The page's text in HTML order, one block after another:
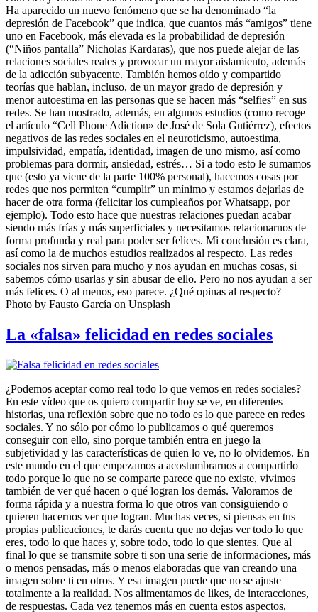
Ha aparecido un nuevo fenómeno que se ha denominado “la
depresión de Facebook” que indica, que cuantos más “amigos” tiene
uno en Facebook, más elevada es la probabilidad de depresión
(“Niños pantalla” Nicholas Kardaras), que nos puede alejar de las
relaciones sociales reales y provocar un mayor aislamiento, además
de la adicción subyacente. También hemos oído y compartido
teorías que hablan, incluso, de un mayor grado de depresión y
menor autoestima en las personas que se hacen más “selfies” en sus
redes. Se han mostrado, además, en algunos estudios (como recoge
el artículo “Cell Phone Adiction» de José de Sola Gutiérrez), efectos
negativos de las redes sociales en el neuroticismo, autoestima,
impulsividad, empatía, identidad, imagen de uno mismo, así como
problemas para dormir, ansiedad, estrés… Si a todo esto le sumamos
que (esto ya viene de la parte 100% personal), hacemos cosas por
redes que nos permiten “cumplir” un mínimo y estamos dejarlas de
hacer de otra forma (felicitar los cumpleaños por Whatsapp, por
ejemplo). Todo esto hace que nuestras relaciones puedan acabar
siendo más frías y más superficiales y necesitamos relacionarnos de
forma profunda y real para poder ser felices. Mi conclusión es clara,
así como la de muchos estudios realizados al respecto. Las redes
sociales nos sirven para mucho y nos ayudan en muchas cosas, si
sabemos cómo usarlas y sin abusar de ello. Pero no nos ayudan a ser
más felices. O al menos, eso parece. ¿Qué opinas al respecto?
Photo by Fausto García on Unsplash
La «falsa» felicidad en redes sociales
¿Podemos aceptar como real todo lo que vemos en redes sociales?
En este vídeo que os quiero compartir hoy se ve, en diferentes
historias, una reflexión sobre que no todo es lo que parece en redes
sociales. Y no sólo por cómo lo publicamos o qué queremos
conseguir con ello, sino porque también entra en juego la
subjetividad y las características de quien lo ve, no lo olvidemos. En
este mundo en el que empezamos a acostumbrarnos a compartirlo
todo porque lo que no se comparte parece que no existe, vivimos
también de ver qué hacen o qué logran los demás. Valoramos de
forma rápida y a nuestra forma lo que otros van consiguiendo o
quieren hacernos ver que logran. Muchas veces, si piensas en tus
propias publicaciones, te darás cuenta que no dejas ver todo lo que
eres, todo lo que haces y, sobre todo, todo lo que sientes. Que al
final lo que se transmite sobre ti son una serie de informaciones, más
o menos pensadas, más o menos elaboradas que van creando una
imagen sobre ti en otros. Y esa imagen puede que no se ajuste
totalmente a la realidad. Nos alimentamos de likes, de interacciones,
de respuestas. Cada vez tenemos más en cuenta estos aspectos,